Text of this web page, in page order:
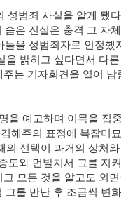
범죄 사실을 알게 됐
은 진실은 충격 그 자
들을 성범죄자로 인정했
밝히고 싶다면서 다
는 기자회견을 열어
예고하며 이목을 집
혜주의 표정에 복잡미
선택이 과거의 상처
도와 먼발치서 그를 지
모든 것을 알고도 외
를 만난 후 조금씩 변